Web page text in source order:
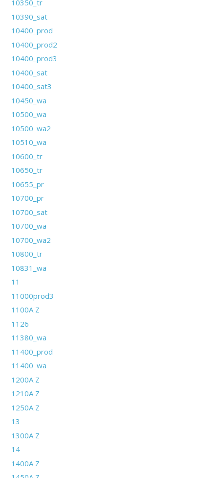
10350_tr
10390_sat
10400_prod
10400_prod2
10400_prod3
10400_sat
10400_sat3
10450_wa
10500_wa
10500_wa2
10510_wa
10600_tr
10650_tr
10655_pr
10700_pr
10700_sat
10700_wa
10700_wa2
10800_tr
10831_wa
11
11000prod3
1100A Z
1126
11380_wa
11400_prod
11400_wa
1200A Z
1210A Z
1250A Z
13
1300A Z
14
1400A Z